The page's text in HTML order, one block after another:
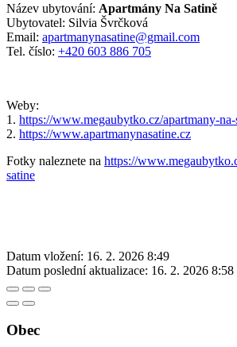
Název ubytování: Apartmány Na Satině
Ubytovatel: Silvia Švrčková
Email: apartmanynasatine@gmail.com
Tel. číslo: +420 603 886 705
Weby:
1. https://www.megaubytko.cz/apartmany-na-
2. https://www.apartmanynasatine.cz
Fotky naleznete na https://
satine
Datum vložení: 16. 2. 2026 8:49
Datum poslední aktualizace: 16. 2. 2026 8:58
Obec